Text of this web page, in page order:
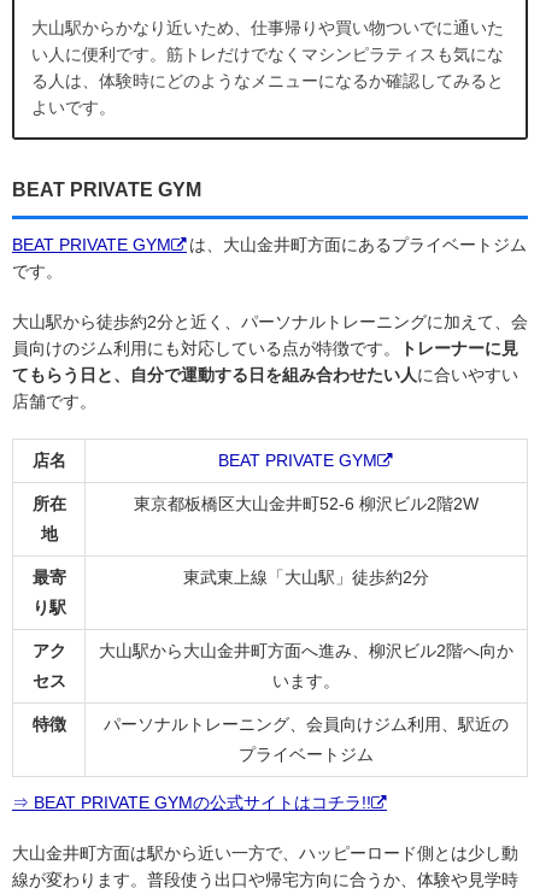
大山駅からかなり近いため、仕事帰りや買い物ついでに通いた
い人に便利です。筋トレだけでなくマシンピラティスも気にな
る人は、体験時にどのようなメニューになるか確認してみると
よいです。
BEAT PRIVATE GYM
BEAT PRIVATE GYM
は、大山金井町方面にあるプライベートジム
です。
大山駅から徒歩約2分と近く、パーソナルトレーニングに加えて、会
員向けのジム利用にも対応している点が特徴です。
トレーナーに見
てもらう日と、自分で運動する日を組み合わせたい人に合いやすい
店舗です。
店名 BEAT PRIVATE GYM
所在
地
東京都板橋区大山金井町52-6 柳沢ビル2階2W
最寄
り駅
東武東上線「大山駅」徒歩約2分
アク
セス
大山駅から大山金井町方面へ進み、柳沢ビル2階へ向か
います。
特徴
パーソナルトレーニング、会員向けジム利用、駅近の
プライベートジム
⇒ BEAT PRIVATE GYMの公式サイトはコチラ!!
大山金井町方面は駅から近い一方で、ハッピーロード側とは少し動
線が変わります。普段使う出口や帰宅方向に合うか、体験や見学時